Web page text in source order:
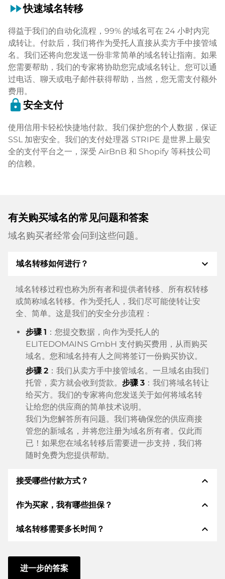
fast_forward快速域名转移
得益于我们的自动化流程，99% 的域名可在 24 小时内完
成转让。付款后，我们将作为受托人直接从卖方手中接管域
名。我们还将向您发送一份非常简单的域名转让指南。如果
您需要帮助，我们的专家将协助您完成域名转让。您可以通
过电话、聊天或电子邮件获得帮助，当然，您无需支付额外
费用。
lock安全支付
使用信用卡轻松快捷地付款。我们保护您的个人数据，保证
SSL 加密安全。我们的支付处理器 STRIPE 是世界上最安
全的支付平台之一，深受 AirBnB 和 Shopify 等科技公司
的信赖。
有关购买域名的常见问题和答案
域名购买者经常会问到这些问题。
域名转移如何进行？ expand_more
域名转移过程也称为所有者和提供者转移、所有权转移
或简称域名转移。作为受托人，我们尽可能使转让安
全、简单。这是我们的安全分步流程：
步骤 1 ：您提交数据，向作为受托人的
ELITEDOMAINS GmbH 支付购买费用，从而购买
域名。您和域名持有人之间将签订一份购买协议。
步骤 2 ：我们从卖方手中接管域名。一旦域名由我们
托管，卖方就会收到货款。 步骤 3 ：我们将域名转让
给买方。我们的专家将向您发送关于如何将域名转
让给您的供应商的简单技术说明。
我们为您解答所有问题。我们将确保您的供应商接
管您的新域名，并将您注册为域名所有者。仅此而
已！如果您在域名转移后需要进一步支持，我们将
随时免费为您提供帮助。
接受哪些付款方式？ expand_less
我们使用 SEPA 作为预付费，并使用 STRIPE 作为支
卡、PayPal、Klarna、ApplePay、GooglePay、支
ApplePay、GooglePay、支付宝或本地供应商。
作为买家，我有哪些担保？ expand_less
作为买方，我们始终向您保证以下证券。这就是我们的
托管人。
域名转移需要多长时间？ expand_less
域名转移到新的提供商是通过自动程序实时进行的。只
要您及时采取行动，并且您的供应商没有任何问题，一
进一步的答案